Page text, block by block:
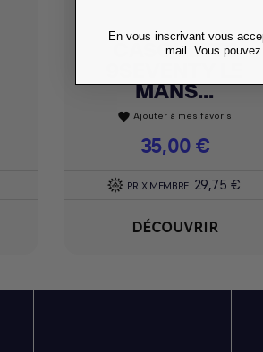
Achat express
CASQUETTE
MANS...
favorite Ajouter à mes favoris
Prix
35,00 €
PRIX MEMBRE 29,75 €
DÉCOUVRIR
En vous inscrivant vous
mail. Vous